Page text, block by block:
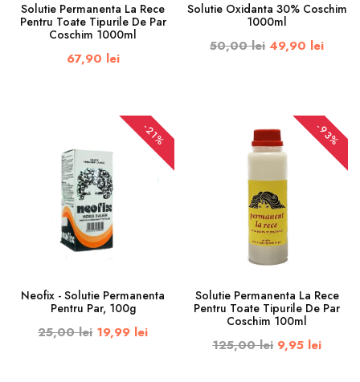
Solutie Permanenta La Rece
Pentru Toate Tipurile De Par
Coschim 1000ml
67,90 lei
Solutie Oxidanta 30% Coschim
1000ml
50,00 lei 49,90 lei
-21%
Neofix - Solutie Permanenta
Pentru Par, 100g
25,00 lei 19,99 lei
-93%
Solutie Permanenta La Rece
Pentru Toate Tipurile De Par
Coschim 100ml
125,00 lei 9,95 lei